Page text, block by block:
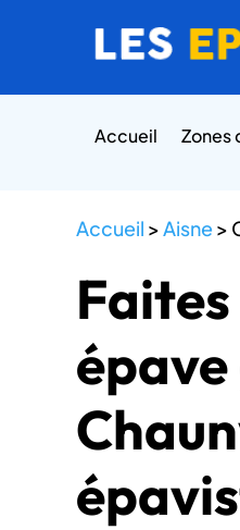
Accueil Zones
Accueil >Aisne>